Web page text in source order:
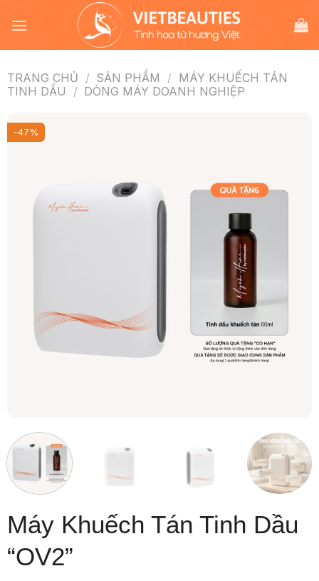
đến
TRANG CHỦ / SẢN PHẨM / MÁY KHUẾCH TÁN
TINH DẦU
/ DÒNG MÁY DOANH NGHIỆP
-47%
Máy Khuếch Tán Tinh Dầu
“OV2”